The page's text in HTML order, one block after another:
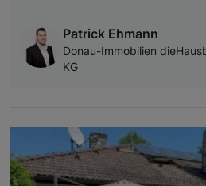
Patrick Ehmann
Donau-Immobilien
KG